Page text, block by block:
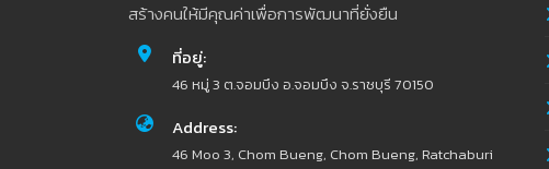
สร้างคนให้มีคุณค่าเพื่อการพัฒนาที่ยั่งยืน
ที่อยู่:
46 หมู่ 3 ต.จอมบึง อ.จอมบึง จ.ราชบุรี 70150
Address:
46 Moo 3, Chom Bueng, Chom Bueng, Ratchaburi